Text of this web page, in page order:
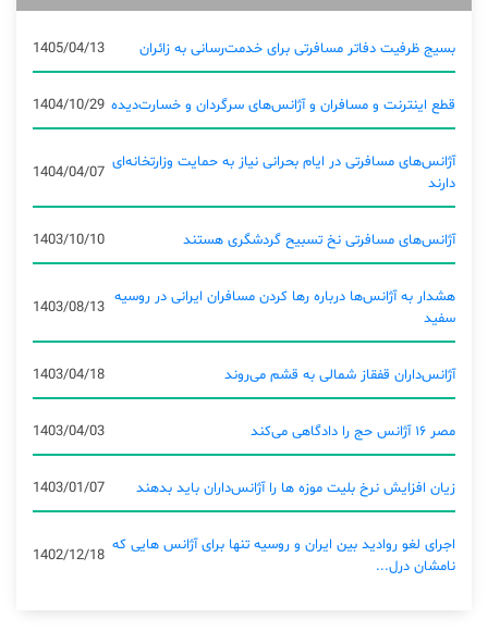
بسیج ظرفیت دفاتر مسافرتی برای خدمت‌رسانی به زائران 1405/04/13
قطع اینترنت و مسافران و آژانس‌های سرگردان و خسارت‌دیده 1404/10/29
آژانس‌های مسافرتی در ایام بحرانی نیاز به حمایت وزارتخانه‌ای
دارند
1404/04/07
آژانس‌های مسافرتی نخ تسبیح گردشگری هستند 1403/10/10
هشدار به آژانس‌ها درباره رها کردن مسافران ایرانی در روسیه
سفید
1403/08/13
آژانس‌داران قفقاز شمالی به قشم می‌روند 1403/04/18
مصر ۱۶ آژانس حج را دادگاهی می‌کند 1403/04/03
زیان افزایش نرخ بلیت موزه ها را آژانس‌داران باید بدهند 1403/01/07
اجرای لغو روادید بین ایران و روسیه تنها برای آژانس‌ هایی که
نامشان درل...
1402/12/18